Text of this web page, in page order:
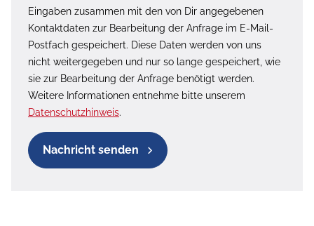
Eingaben zusammen mit den von Dir angegebenen
Kontaktdaten zur Bearbeitung der Anfrage im E-Mail-
Postfach gespeichert. Diese Daten werden von uns
nicht weitergegeben und nur so lange gespeichert, wie
sie zur Bearbeitung der Anfrage benötigt werden.
Weitere Informationen entnehme bitte unserem
Datenschutzhinweis.
Nachricht senden